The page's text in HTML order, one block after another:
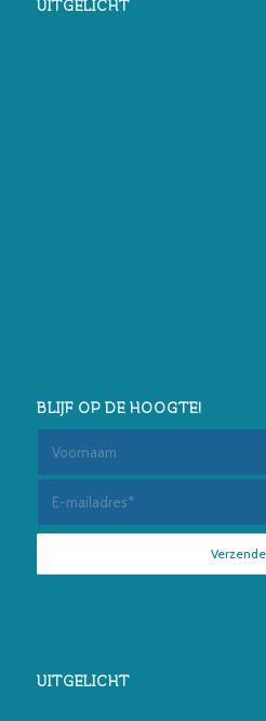
UITGELICHT
BLIJF OP DE HOOGTE!
UITGELICHT